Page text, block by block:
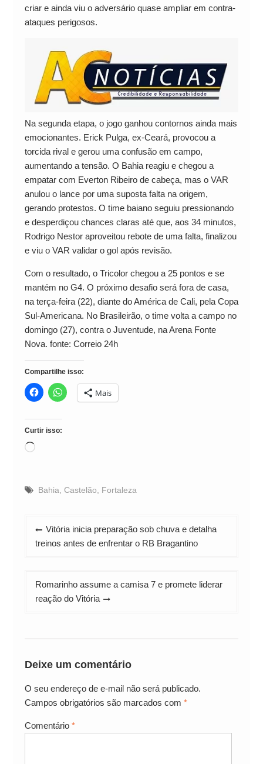
criar e ainda viu o adversário quase ampliar em contra-
ataques perigosos.
Na segunda etapa, o jogo ganhou contornos ainda mais
emocionantes. Erick Pulga, ex-Ceará, provocou a
torcida rival e gerou uma confusão em campo,
aumentando a tensão. O Bahia reagiu e chegou a
empatar com Everton Ribeiro de cabeça, mas o VAR
anulou o lance por uma suposta falta na origem,
gerando protestos. O time baiano seguiu pressionando
e desperdiçou chances claras até que, aos 34 minutos,
Rodrigo Nestor aproveitou rebote de uma falta, finalizou
e viu o VAR validar o gol após revisão.
Com o resultado, o Tricolor chegou a 25 pontos e se
mantém no G4. O próximo desafio será fora de casa,
na terça-feira (22), diante do América de Cali, pela Copa
Sul-Americana. No Brasileirão, o time volta a campo no
domingo (27), contra o Juventude, na Arena Fonte
Nova. fonte: Correio 24h
Compartilhe isso:
Mais
Curtir isso:
Carregando...
Bahia Castelão Fortaleza
Navegação
de
Vitória inicia preparação sob chuva e detalha
treinos antes de enfrentar o RB Bragantino
Romarinho assume a camisa 7 e promete liderar
reação do Vitória
Deixe um comentário
O seu endereço de e-mail não será publicado.
Campos obrigatórios são marcados com *
Comentário *